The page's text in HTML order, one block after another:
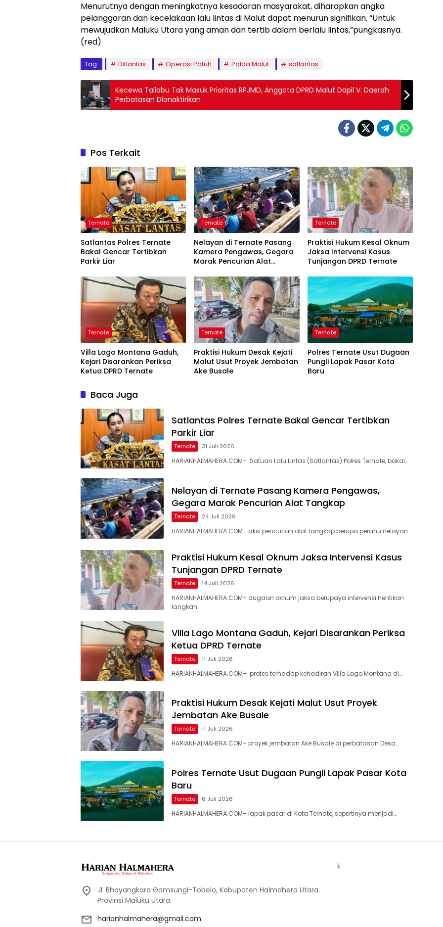
Menurutnya dengan meningkatnya kesadaran masyarakat, diharapkan angka
pelanggaran dan kecelakaan lalu lintas di Malut dapat menurun signifikan. “Untuk
mewujudkan Maluku Utara yang aman dan tertib dalam berlalu lintas,”pungkasnya.
(red)
Tag: Ditlantas Operasi Patuh Polda Malut satlantas
Kecewa Taliabu Tak Masuk Prioritas RPJMD, Anggota DPRD Malut Dapil V: Daerah
Perbatasan Dianaktirikan
Pos Terkait
Ternate
Satlantas Polres Ternate
Bakal Gencar Tertibkan
Parkir Liar
Ternate
Nelayan di Ternate Pasang
Kamera Pengawas, Gegara
Marak Pencurian Alat
Ternate
Praktisi Hukum Kesal Oknum
Jaksa Intervensi Kasus
Tunjangan DPRD Ternate
Ternate
Villa Lago Montana Gaduh,
Kejari Disarankan Periksa
Ketua DPRD Ternate
Ternate
Praktisi Hukum Desak Kejati
Malut Usut Proyek Jembatan
Ake Busale
Ternate
Polres Ternate Usut Dugaan
Pungli Lapak Pasar Kota
Baru
Baca Juga
Satlantas Polres Ternate Bakal Gencar Tertibkan
Parkir Liar
Ternate 31 Juli 2026
HARIANHALMAHERA.COM– Satuan Lalu Lintas (Satlantas) Polres Ternate, bakal…
Nelayan di Ternate Pasang Kamera Pengawas,
Gegara Marak Pencurian Alat Tangkap
Ternate 24 Juli 2026
HARIANHALMAHERA.COM– aksi pencurian alat tangkap berupa perahu nelayan…
Praktisi Hukum Kesal Oknum Jaksa Intervensi Kasus
Tunjangan DPRD Ternate
Ternate 14 Juli 2026
HARIANHALMAHERA.COM– dugaan oknum jaksa berupaya intervensi hentikan
langkah…
Villa Lago Montana Gaduh, Kejari Disarankan Periksa
Ketua DPRD Ternate
Ternate 11 Juli 2026
HARIANHALMAHERA.COM– protes terhadap kehadiran Villa Lago Montana di…
Praktisi Hukum Desak Kejati Malut Usut Proyek
Jembatan Ake Busale
Ternate 11 Juli 2026
HARIANHALMAHERA.COM– proyek jembatan Ake Busale di perbatasan Desa…
Polres Ternate Usut Dugaan Pungli Lapak Pasar Kota
Baru
Ternate 6 Juli 2026
HARIANHALMAHERA.COM– lapak pasar di Kota Ternate, sepertinya menjadi…
Jl. Bhayangkara Gamsungi-Tobelo, Kabupaten Halmahera Utara.
Provinsi Maluku Utara.
harianhalmahera@gmail.com
k